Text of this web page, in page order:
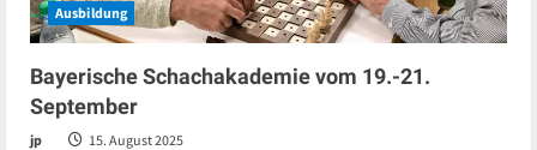
Ausbildung
Bayerische Schachakademie vom 19.-21.
September
jp 15. August 2025